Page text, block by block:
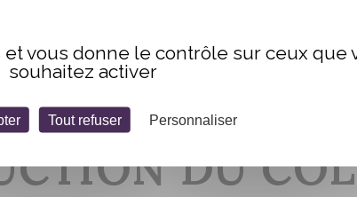
DU
vous donne le contrôle sur ceux que
souhaitez activer
Tout refuser Personnaliser